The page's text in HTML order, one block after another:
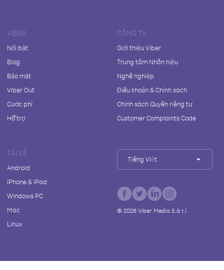
VIBER
Nổi bật
Blog
Bảo mật
Viber Out
Cước phí
Hỗ trợ
CÔNG TY
Giới thiệu Viber
Trung tâm Nhãn hiệu
Nghề nghiệp
Điều khoản & Chính sách
Chính sách Quyền riêng tư
Customer Complaints Code
TẢI VỀ
Android
iPhone & iPad
Windows PC
Mac
Linux
Tiếng Việt
© 2026Viber Media S.à r.l.